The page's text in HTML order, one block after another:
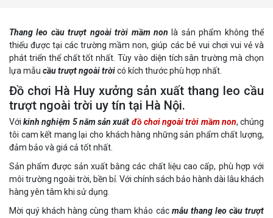
Thang leo cầu trượt ngoài trời mầm non là sản phẩm không thể
thiếu được tại các trường mầm non, giúp các bé vui chơi vui vẻ và
phát triển thể chất tốt nhất. Tùy vào diện tích sân trường mà chọn
lựa mẫu cầu trượt ngoài trờicó kích thước phù hợp nhất.
Đồ chơi Hà Huy xưởng sản xuất thang leo cầu
trượt ngoài trời uy tín tại Hà Nội.
Vớikinh nghiệm 5 năm sản xuất đồ chơi ngoài trời mầm non, chúng
tôi cam kết mang lại cho khách hàng những sản phẩm chất lượng,
đảm bảo và giá cả tốt nhất.
Sản phẩm được sản xuất bằng các chất liệu cao cấp, phù hợp với
môi trường ngoài trời, bền bỉ. Với chính sách bảo hành dài lâu khách
hàng yên tâm khi sử dụng.
Mời quý khách hàng cùng tham khảo các mẫu thang leo cầu trượt